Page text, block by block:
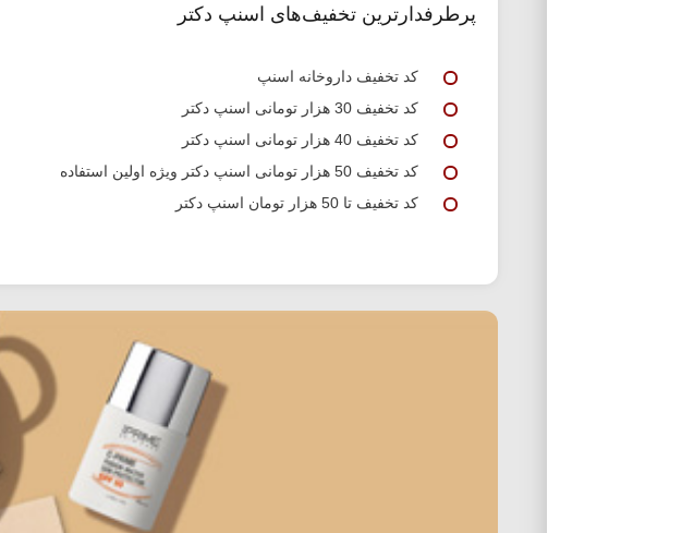
پرطرفدارترین تخفیف‌های اسنپ دکتر
کد تخفیف داروخانه اسنپ
کد تخفیف 30 هزار تومانی اسنپ دکتر
کد تخفیف 40 هزار تومانی اسنپ دکتر
کد تخفیف 50 هزار تومانی اسنپ دکتر ویژه اولین استفاده
کد تخفیف تا 50 هزار تومان اسنپ دکتر